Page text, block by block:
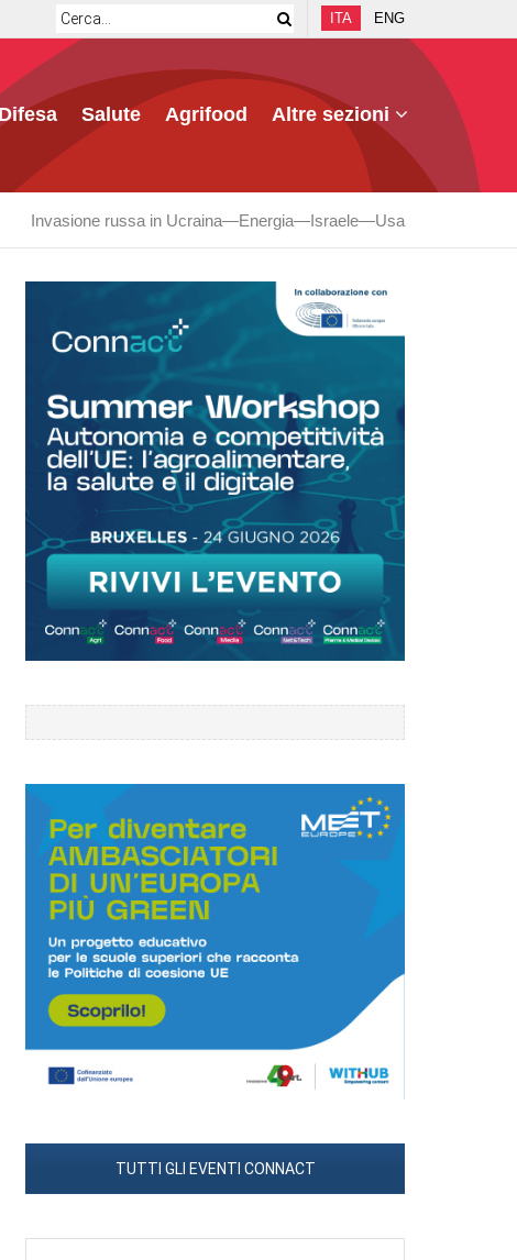
ITA ENG
Difesa Salute Agrifood Altre sezioni
Invasione russa in Ucraina Energia Israele Usa
TUTTI GLI EVENTI CONNACT